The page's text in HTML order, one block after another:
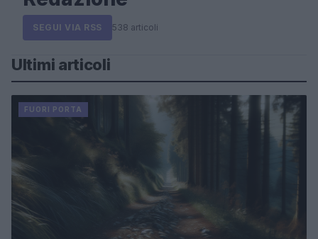
SEGUI VIA RSS 538 articoli
Ultimi articoli
FUORI PORTA